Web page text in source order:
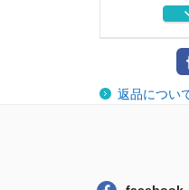
〈驚
昭
今
盟
返品につい